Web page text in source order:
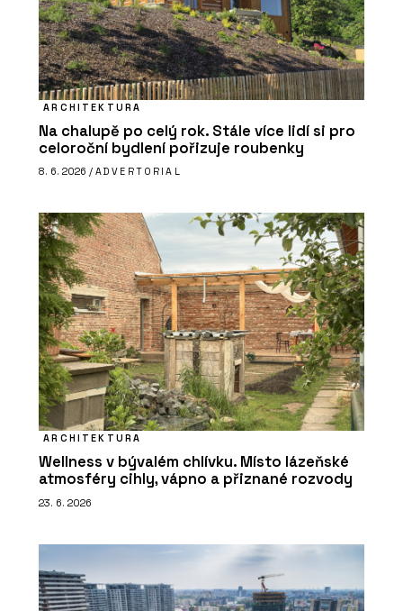
ARCHITEKTURA
Na chalupě po celý rok. Stále více lidí si pro
celoroční bydlení pořizuje roubenky
8. 6. 2026 / ADVERTORIAL
ARCHITEKTURA
Wellness v bývalém chlívku. Místo lázeňské
atmosféry cihly, vápno a přiznané rozvody
23. 6. 2026